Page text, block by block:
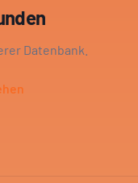
Datenbank.